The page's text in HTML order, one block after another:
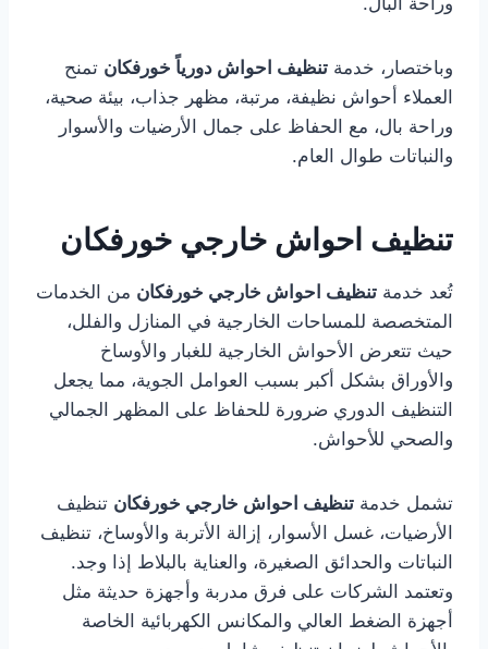
وباختصار، خدمة تنظيف احواش دورياً خورفكان تمنح
العملاء أحواش نظيفة، مرتبة، مظهر جذاب، بيئة صحية،
وراحة بال، مع الحفاظ على جمال الأرضيات والأسوار
والنباتات طوال العام.
تنظيف احواش خارجي خورفكان
تُعد خدمة تنظيف احواش خارجي خورفكان من الخدمات
المتخصصة للمساحات الخارجية في المنازل والفلل،
حيث تتعرض الأحواش الخارجية للغبار والأوساخ
والأوراق بشكل أكبر بسبب العوامل الجوية، مما يجعل
التنظيف الدوري ضرورة للحفاظ على المظهر الجمالي
والصحي للأحواش.
تشمل خدمة تنظيف احواش خارجي خورفكان تنظيف
الأرضيات، غسل الأسوار، إزالة الأتربة والأوساخ، تنظيف
النباتات والحدائق الصغيرة، والعناية بالبلاط إذا وجد.
وتعتمد الشركات على فرق مدربة وأجهزة حديثة مثل
أجهزة الضغط العالي والمكانس الكهربائية الخاصة